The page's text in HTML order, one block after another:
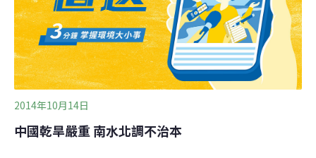
月，第68屆聯合國大會通過決議，將12月5日定為「世界
土壤日」，2015年定為「國際土壤年」。今年12月5日是
第一個「世界土壤日」。
2014年10月14日
中國乾旱嚴重 南水北調不治本